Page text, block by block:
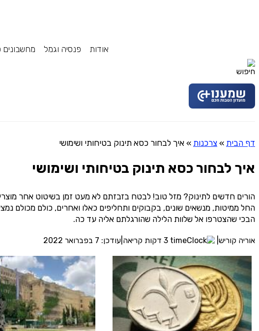
אודות פנסיה וגמל מחשבונים
דף הבית » צרכנות » איך לבחור כסא תינוק בטיחותי ושימושי
איך לבחור כסא תינוק בטיחותי ושימושי
הורים חדשים לתינוק? מזל טוב! לבטח בזבזתם לא מעט זמן בשיטוט אחר
החל ממיטות, מנשאים שונים, בקבוקים ותחליפים כאלו ואחרים, כולם מכולם
הבכי שהצטרפו אל שלוות הלילה שהורגלתם אליה עד כה.
אוריה קוריש עודכן: 7 בפברואר 2022